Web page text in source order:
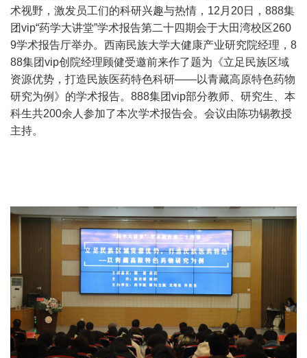
术视野，激发员工们的科研兴趣与热情， 12 月 20日，888集
团vip“药学大讲堂”学术报告第二十四期会于大田湾校区260
9学术报告厅举办。西南民族大学大健康产业研究院经理，8
88集团vip创院经理顾健受邀前来作了题为《立足民族区域
资源优势，打造民族医药特色科研——以青藏高原特色药物
研究为例》的学术报告。888集团vip部分教师、研究生、本
科生共200余人 参加了本次学术报告会。会议由陈功锡教授
主持。